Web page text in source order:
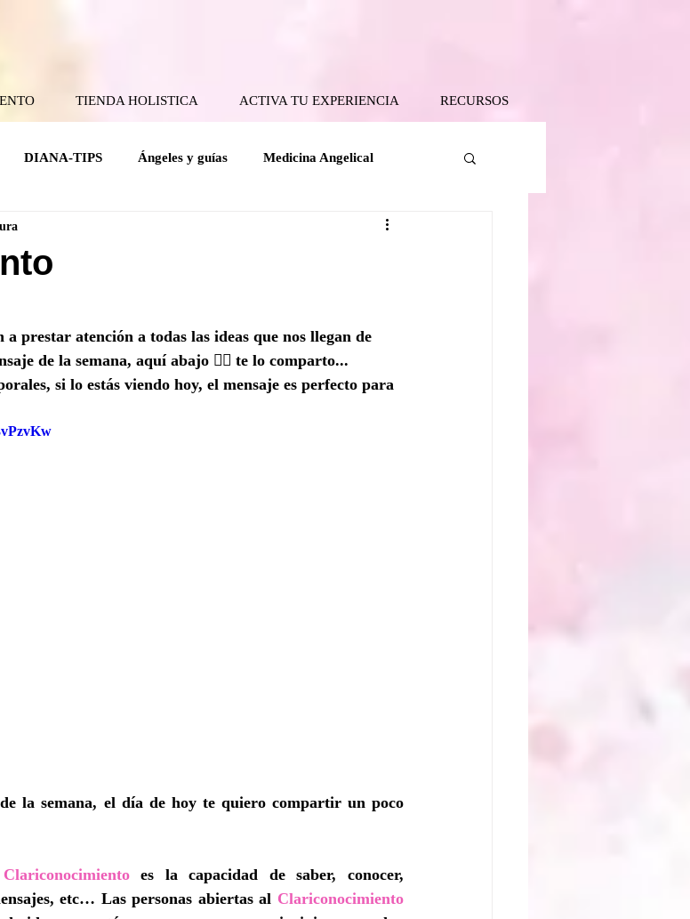
TIENDA HOLISTICA ACTIVA TU EXPERIENCIA RECURSOS
DIANA-TIPS Ángeles y guías Medicina Angelical
Angelical Tanatología Angelical
prestar atención a todas las ideas que nos llegan de
de la semana, aquí abajo 👇🏻 te lo comparto...
si lo estás viendo hoy, el mensaje es perfecto para
la semana, el día de hoy te quiero compartir un poco
Clariconocimiento es la capacidad de saber, conocer,
etc… Las personas abiertas al Clariconocimiento